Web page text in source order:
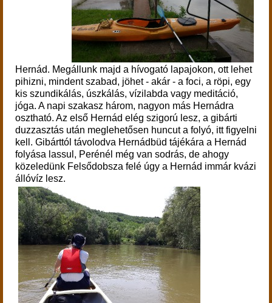
Hernád. Megállunk majd a hívogató lapajokon, ott lehet
pihizni, mindent szabad, jöhet - akár - a foci, a röpi, egy
kis szundikálás, úszkálás, vízilabda vagy meditáció,
jóga. A napi szakasz három, nagyon más Hernádra
osztható. Az első Hernád elég szigorú lesz, a gibárti
duzzasztás után meglehetősen huncut a folyó, itt figyelni
kell. Gibárttól távolodva Hernádbüd tájékára a Hernád
folyása lassul, Perénél még van sodrás, de ahogy
közeledünk Felsődobsza felé úgy a Hernád immár kvázi
állóvíz lesz.